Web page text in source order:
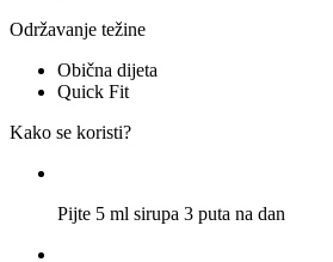
Održavanje težine
Obična dijeta
Quick Fit
Kako se koristi?
Pijte 5 ml sirupa 3 puta na dan